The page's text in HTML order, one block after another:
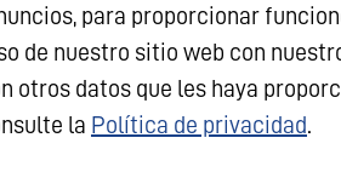
de seguridad
avanzada
Tecnología
para proporcionar
nuestro sitio web con
datos que les haya
la Política de privacidad.